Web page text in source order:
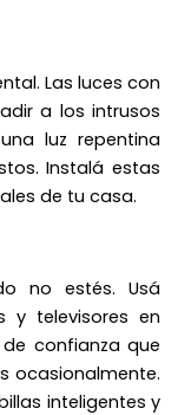
Las luces con
a los intrusos
luz repentina
Instalá estas
de tu casa.
no estés. Usá
y televisores en
confianza que
ocasionalmente.
inteligentes y